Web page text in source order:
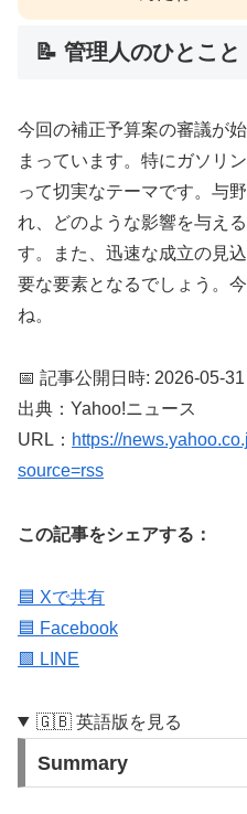
📝 管理人のひとこと
今回の補正予算案の審議が
まっています。特にガソリ
って切実なテーマです。与
れ、どのような影響を与え
す。また、迅速な成立の見
要な要素となるでしょう。
ね。
📅 記事公開日時: 2026-05-
出典：Yahoo!ニュース
URL： https://
source=rss
この記事をシェアする：
🟦 Xで共有
🟦 Facebook
🟩 LINE
🇬🇧 英語版を見る
Summary